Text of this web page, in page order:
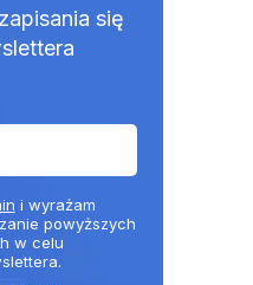
się
i wyrażam
powyższych
w celu